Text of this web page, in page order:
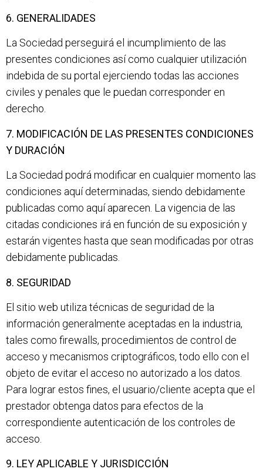
6. GENERALIDADES
La Sociedad perseguirá el incumplimiento de las
presentes condiciones así como cualquier utilización
indebida de su portal ejerciendo todas las acciones
civiles y penales que le puedan corresponder en
derecho.
7. MODIFICACIÓN DE LAS PRESENTES CONDICIONES
Y DURACIÓN
La Sociedad podrá modificar en cualquier momento las
condiciones aquí determinadas, siendo debidamente
publicadas como aquí aparecen. La vigencia de las
citadas condiciones irá en función de su exposición y
estarán vigentes hasta que sean modificadas por otras
debidamente publicadas.
8. SEGURIDAD
El sitio web utiliza técnicas de seguridad de la
información generalmente aceptadas en la industria,
tales como firewalls, procedimientos de control de
acceso y mecanismos criptográficos, todo ello con el
objeto de evitar el acceso no autorizado a los datos.
Para lograr estos fines, el usuario/cliente acepta que el
prestador obtenga datos para efectos de la
correspondiente autenticación de los controles de
acceso.
9. LEY APLICABLE Y JURISDICCIÓN